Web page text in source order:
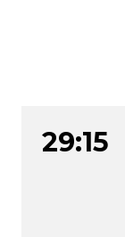
29:15